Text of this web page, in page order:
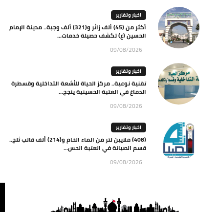
اخبار وتقارير
أكثر من (45) ألف زائر و(321) ألف وجبة.. مدينة الإمام
الحسين (ع) تكشف حصيلة خدمات...
09/08/2026
اخبار وتقارير
تقنية نوعية.. مركز الحياة للأشعة التداخلية وقسطرة
الدماغ في العتبة الحسينية ينجح...
09/08/2026
اخبار وتقارير
(408) ملايين لتر من الماء الخام و(214) ألف قالب ثلج..
قسم الصيانة في العتبة الحس...
09/08/2026